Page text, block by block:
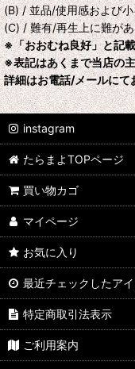
(B) / 並品/使用感および
(C) / 難有/再生上に難が
※「おおむね良好」と記
※表記はあくまで当店の
詳細はお電話/メールにて
instagram
たらまよTOPページ
買い物カゴ
マイページ
お気に入り
最近チェックしたア
特定商取引法表示
ご利用案内